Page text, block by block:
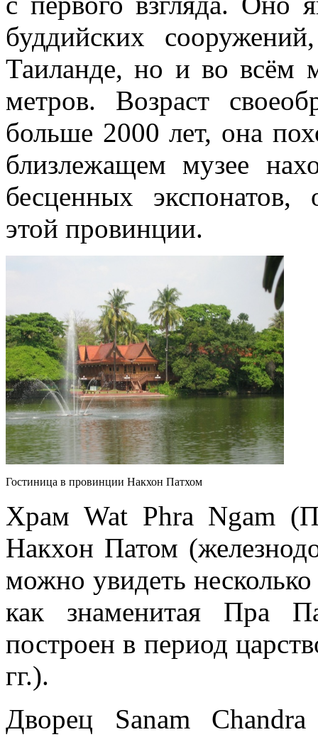
буддийских
Таиланде, но и во всём
метров. Возраст
больше 2000 лет, она
близлежащем музее
бесценных
этой провинции.
Гостиница в провинции Накхон Патхом
Храм Wat Phra Ngam
Накхон Патом
можно увидеть
как знаменитая Пра
построен в период
гг.).
Дворец Sanam